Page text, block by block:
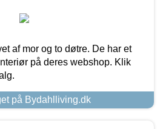
af mor og to døtre. De har et
på deres webshop. Klik
på Bydahlliving.dk